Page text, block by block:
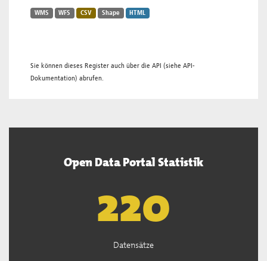
WMS WFS CSV Shape HTML
Sie können dieses Register auch über die API (siehe API-
Dokumentation) abrufen.
Open Data Portal Statistik
222
Datensätze